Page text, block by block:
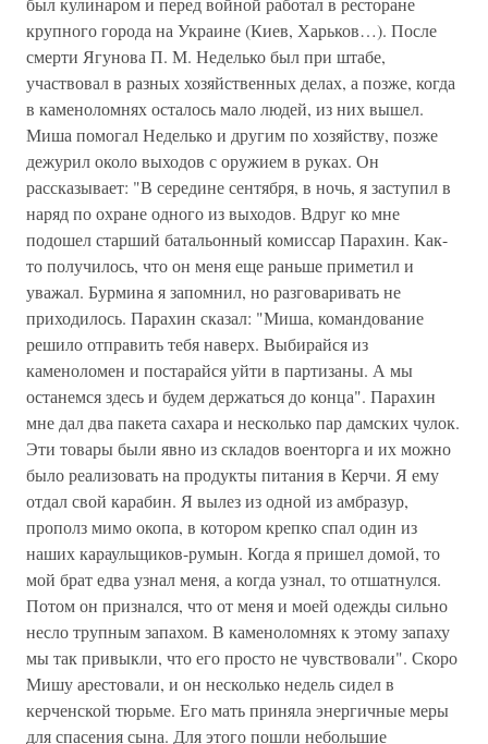
крупного города на Украине (Киев, Харьков…). После
смерти Ягунова П. М. Неделько был при штабе,
участвовал в разных хозяйственных делах, а позже, когда
в каменоломнях осталось мало людей, из них вышел.
Миша помогал Неделько и другим по хозяйству, позже
дежурил около выходов с оружием в руках. Он
рассказывает: "В середине сентября, в ночь, я заступил в
наряд по охране одного из выходов. Вдруг ко мне
подошел старший батальонный комиссар Парахин. Как-
то получилось, что он меня еще раньше приметил и
уважал. Бурмина я запомнил, но разговаривать не
приходилось. Парахин сказал: "Миша, командование
решило отправить тебя наверх. Выбирайся из
каменоломен и постарайся уйти в партизаны. А мы
останемся здесь и будем держаться до конца". Парахин
мне дал два пакета сахара и несколько пар дамских чулок.
Эти товары были явно из складов военторга и их можно
было реализовать на продукты питания в Керчи. Я ему
отдал свой карабин. Я вылез из одной из амбразур,
прополз мимо окопа, в котором крепко спал один из
наших караульщиков-румын. Когда я пришел домой, то
мой брат едва узнал меня, а когда узнал, то отшатнулся.
Потом он признался, что от меня и моей одежды сильно
несло трупным запахом. В каменоломнях к этому запаху
мы так привыкли, что его просто не чувствовали". Скоро
Мишу арестовали, и он несколько недель сидел в
керченской тюрьме. Его мать приняла энергичные меры
для спасения сына. Для этого пошли небольшие